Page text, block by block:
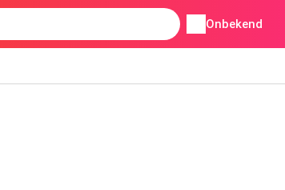
Onbekend